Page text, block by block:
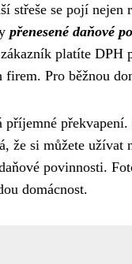
střeše se pojí
přenesené daňové
platíte DPH
Pro běžnou
příjemné
že si můžete užívat
povinnosti.
domácnost.